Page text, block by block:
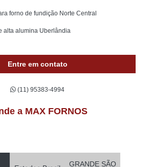
forno de fundição Norte Central
alta alumina Uberlândia
Entre em contato
(11) 95383-4994
a MAX FORNOS
GRANDE SÃO